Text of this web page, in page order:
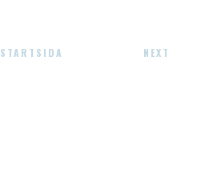
STARTSIDA NEXT